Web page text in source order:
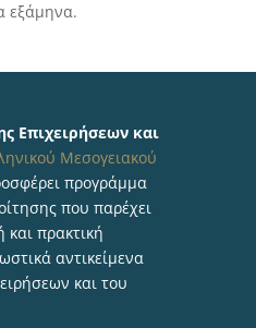
εξάμηνα.
Επιχειρήσεων και
Μεσογειακού
προγράμμα
που παρέχει
και πρακτική
αντικείμενα
και του